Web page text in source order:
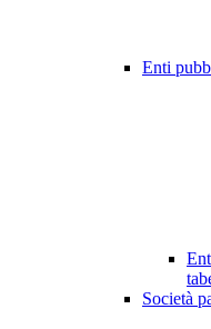
Enti
Società